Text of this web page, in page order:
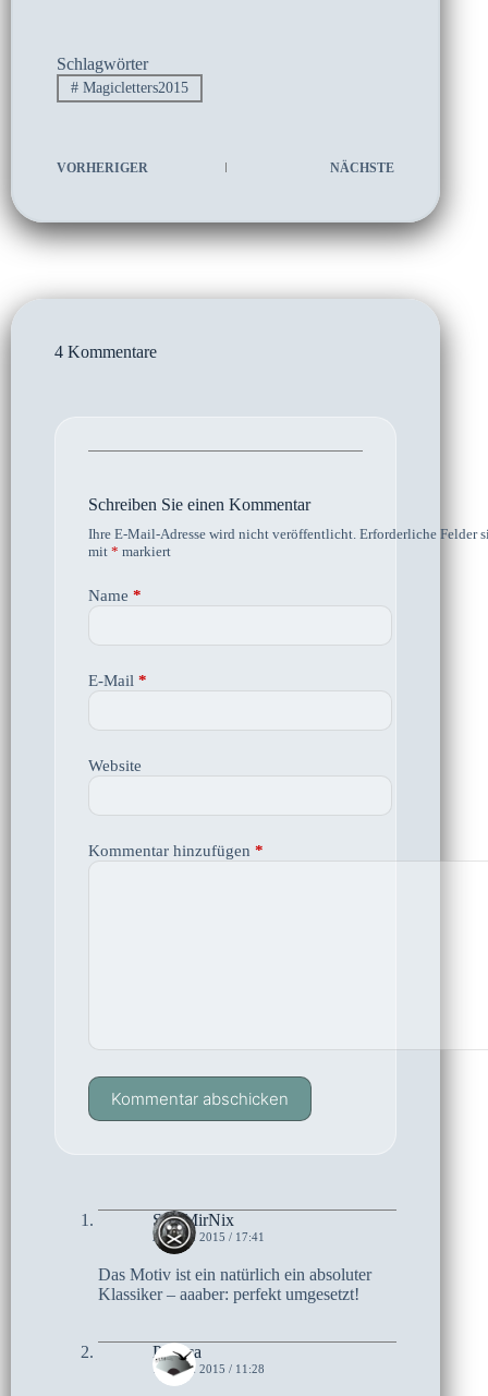
Schlagwörter
#Magicletters2015
VORHERIGER NÄCHSTE
4 Kommentare
Schreiben Sie einen Kommentar
Ihre E-Mail-Adresse wird nicht veröffentlicht. Erforderliche Felder
mit * markiert
Name *
E-Mail *
Website
Kommentar hinzufügen *
Kommentar abschicken
SagtMirNix
21. MAI 2015 / 17:41
Das Motiv ist ein natürlich ein absoluter
Klassiker – aaaber: perfekt umgesetzt!
Paleica
15. MAI 2015 / 11:28